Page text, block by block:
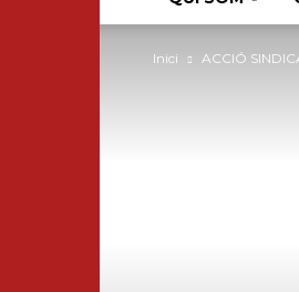
Inici ACCIÓ